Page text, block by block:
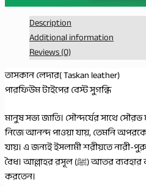
Description
Additional information
Reviews (0)
তাসকান লেদার( Taskan leather)
পারফিউম টাইপের বেস্ট সুগন্ধি
মানুষ সভ্য জাতি। সৌন্দর্যের সাথে
নিজে আনন্দ পাওয়া যায়, তেমনি
যায়। এ জন্যই ইসলামী শরীয়তে নারী-
বৈধ। আল্লাহর রসূল (ﷺ) আতর ব্যবহার করতেন এবং তিনি তা খুব পছন্দ
করতেন।